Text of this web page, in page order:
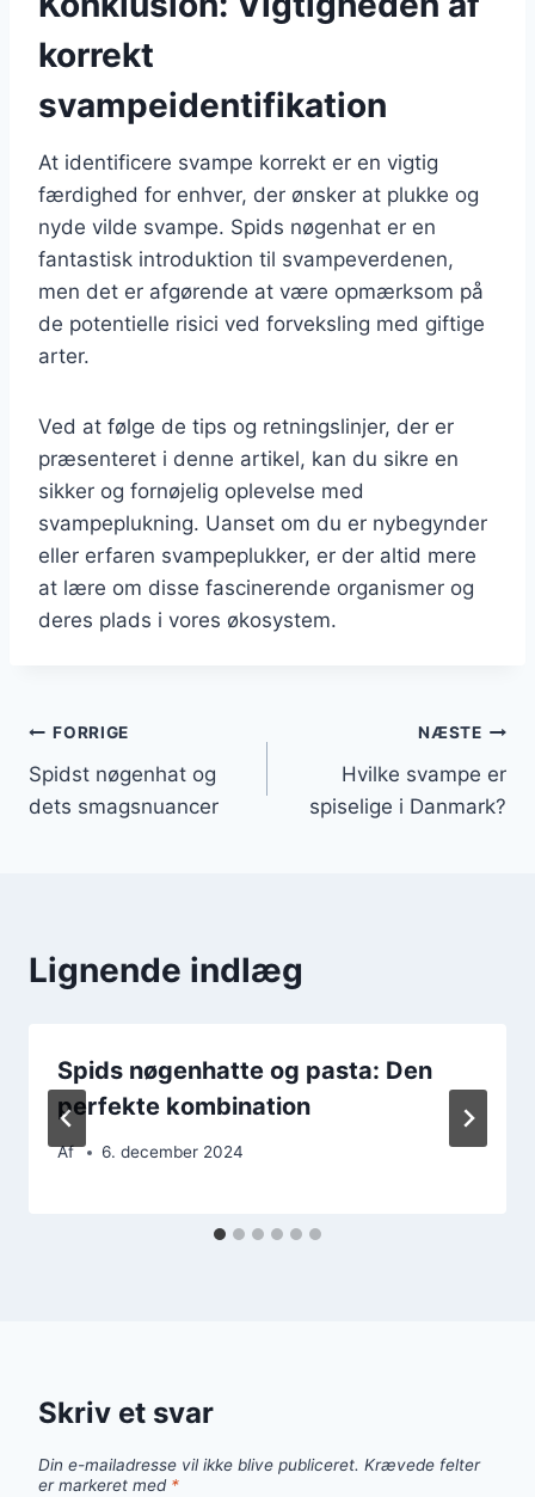
korrekt
svampeidentifikation
At identificere svampe korrekt er en vigtig
færdighed for enhver, der ønsker at plukke og
nyde vilde svampe. Spids nøgenhat er en
fantastisk introduktion til svampeverdenen,
men det er afgørende at være opmærksom på
de potentielle risici ved forveksling med giftige
arter.
Ved at følge de tips og retningslinjer, der er
præsenteret i denne artikel, kan du sikre en
sikker og fornøjelig oplevelse med
svampeplukning. Uanset om du er nybegynder
eller erfaren svampeplukker, er der altid mere
at lære om disse fascinerende organismer og
deres plads i vores økosystem.
Indlægsnavigation
FORRIGE
Spidst nøgenhat og
dets smagsnuancer
NÆSTE
Hvilke svampe er
spiselige i Danmark?
Lignende indlæg
Spids nøgenhatte og pasta: Den
perfekte kombination
Af 6. december 2024
Skriv et svar
Din e-mailadresse vil ikke blive publiceret. Krævede felter
er markeret med *